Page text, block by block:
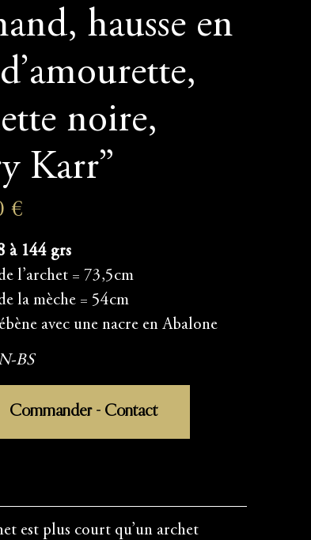
hausse en
noire,
Karr”
€
à 144 grs
l’archet = 73,5cm
la mèche = 54cm
avec une nacre en Abalone
BS
Commander - Contact
est plus court qu’un archet